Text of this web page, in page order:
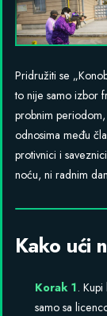
Pridružiti se
to nije samo izbor
probnim
odnosima među
protivnici i
noću, ni radnim
Kako ući
Korak 1.
samo sa